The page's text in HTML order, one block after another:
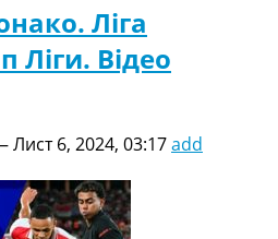
Ліга
Ліги. Відео
Лист 6, 2024, 03:17add